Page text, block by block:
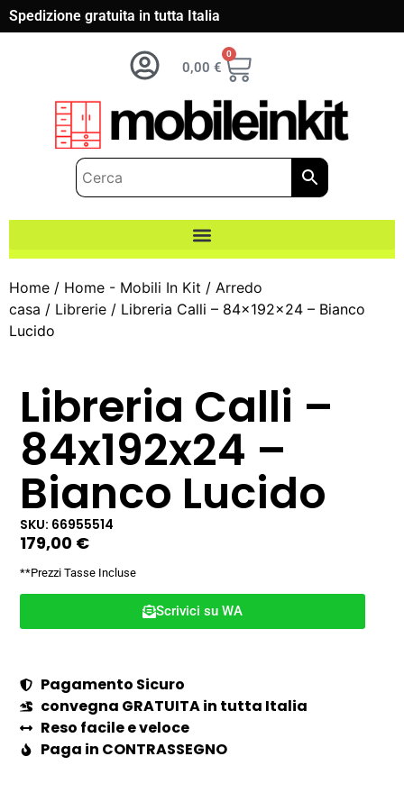
Spedizione gratuita in tutta Italia
0,00 €
0
Home / Home - Mobili In Kit / Arredo
casa / Librerie / Libreria Calli – 84x192x24 – Bianco
Lucido
Libreria Calli –
84x192x24 –
Bianco Lucido
SKU: 66955514
179,00 €
**Prezzi Tasse Incluse
Scrivici su WA
Pagamento Sicuro
convegna GRATUITA in tutta Italia
Reso facile e veloce
Paga in CONTRASSEGNO